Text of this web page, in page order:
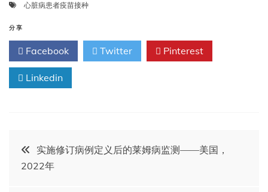
心脏病患者疫苗接种
分享
Facebook Twitter Pinterest
Linkedin
文
实施修订病例定义后的莱姆病监测——美国，
2022年